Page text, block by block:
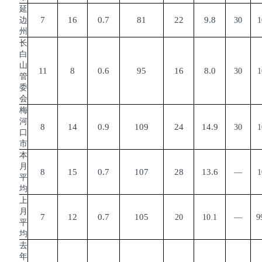
延
边
州
7 16 0.7 81 22 9.8 30
长
白
山
管
委
会
11 8 0.6 95 16 8.0 30
梅
河
口
市
8 14 0.9 109 24 14.9 30
本
月
平
均
8 15 0.7 107 28 13.6 —
上
月
平
均
7 12 0.7 105 20 10.1 —
去
年